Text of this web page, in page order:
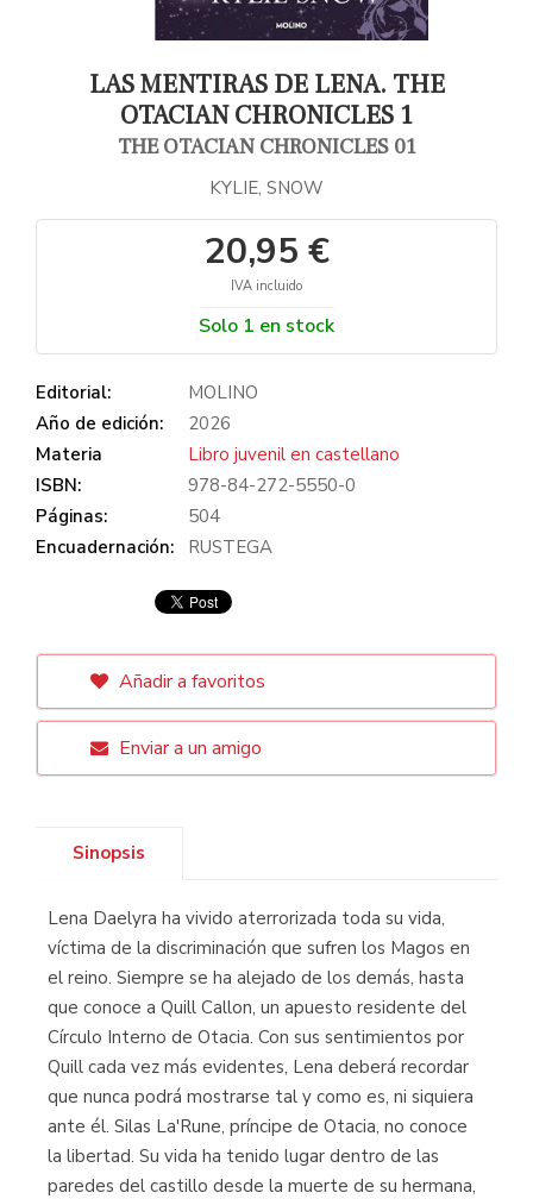
LAS MENTIRAS DE LENA. THE
OTACIAN CHRONICLES 1
THE OTACIAN CHRONICLES 01
KYLIE, SNOW
20,95 €
IVA incluido
Solo 1 en stock
Editorial:
MOLINO
Año de edición:
2026
Materia
Libro juvenil en castellano
ISBN:
978-84-272-5550-0
Páginas:
504
Encuadernación:
RUSTEGA
Añadir a favoritos
Enviar a un amigo
Sinopsis
Lena Daelyra ha vivido aterrorizada toda su vida,
víctima de la discriminación que sufren los Magos en
el reino. Siempre se ha alejado de los demás, hasta
que conoce a Quill Callon, un apuesto residente del
Círculo Interno de Otacia. Con sus sentimientos por
Quill cada vez más evidentes, Lena deberá recordar
que nunca podrá mostrarse tal y como es, ni siquiera
ante él. Silas La'Rune, príncipe de Otacia, no conoce
la libertad. Su vida ha tenido lugar dentro de las
paredes del castillo desde la muerte de su hermana,